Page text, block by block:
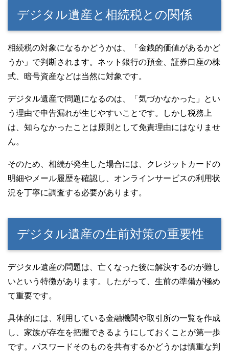
デジタル遺産と相続税との関係
相続税の対象になるかどうかは、「金銭的価値があるかど
うか」で判断されます。ネット銀行の預金、証券口座の株
式、暗号資産などは当然に対象です。
デジタル遺産で問題になるのは、「気づかなかった」とい
う理由で申告漏れが生じやすいことです。しかし税務上
は、知らなかったことは原則として免責理由にはなりませ
ん。
そのため、相続が発生した場合には、クレジットカードの
明細やメール履歴を確認し、オンラインサービスの利用状
況を丁寧に調査する必要があります。
デジタル遺産の生前対策の重要性
デジタル遺産の問題は、亡くなった後に解決するのが難し
いという特徴があります。したがって、生前の準備が極め
て重要です。
具体的には、利用している金融機関や取引所の一覧を作成
し、家族が存在を把握できるようにしておくことが第一歩
です。パスワードそのものを共有するかどうかは慎重な判